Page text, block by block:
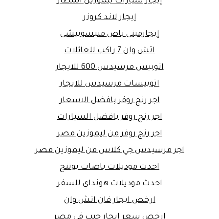
إيجار لاند كروزر
إيجارمينى باص متيسوبيشى
اتش وان 7 راكب للعائلات
اتوبيس مرسيدس 600 للايجار
اتوبيسات مرسيدس للايجار
اجر رنج روفر بافضل الاسعار
اجر رنج روفر بافضل السيارات
اجر رنج روفر من ليموزين مصر
اجر مرسيدس جي كلاس من ليموزين مصر
احدث موديلات باصات يوتنج
احدث موديلات هونداي للسفر
ارخص ايجار فان اتش وان
ارخص سعر ايجار جيب في مصر